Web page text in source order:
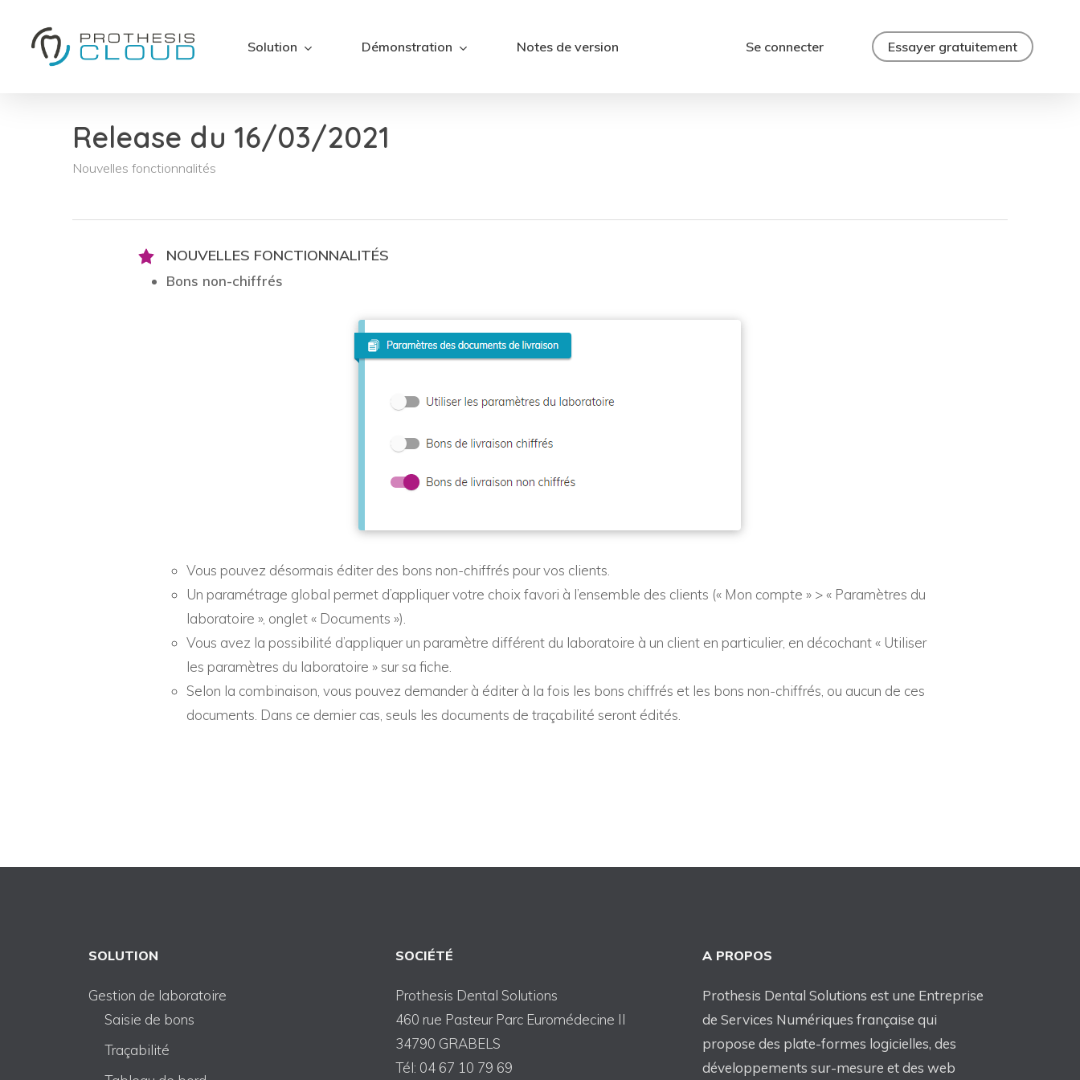
Solution Démonstration Notes de version Se connecter Essayer gratuitement
Release du 16/03/2021
Nouvelles fonctionnalités
NOUVELLES FONCTIONNALITÉS
Bons non-chiffrés
Vous pouvez désormais éditer des bons non-chiffrés pour vos clients.
Un paramétrage global permet d’appliquer votre choix favori à l’ensemble des clients (« Mon compte » > « Paramètres du
laboratoire », onglet « Documents »).
Vous avez la possibilité d’appliquer un paramètre différent du laboratoire à un client en particulier, en décochant « Utiliser
les paramètres du laboratoire » sur sa fiche.
Selon la combinaison, vous pouvez demander à éditer à la fois les bons chiffrés et les bons non-chiffrés, ou aucun de ces
documents. Dans ce dernier cas, seuls les documents de traçabilité seront édités.
SOLUTION
Gestion de laboratoire
Saisie de bons
Traçabilité
SOCIÉTÉ
Prothesis Dental Solutions
460 rue Pasteur Parc Euromédecine II
34790 GRABELS
Tél: 04 67 10 79 69
A PROPOS
Prothesis Dental Solutions est une Entreprise
de Services Numériques française qui
propose des plate-formes logicielles, des
développements sur-mesure et des web